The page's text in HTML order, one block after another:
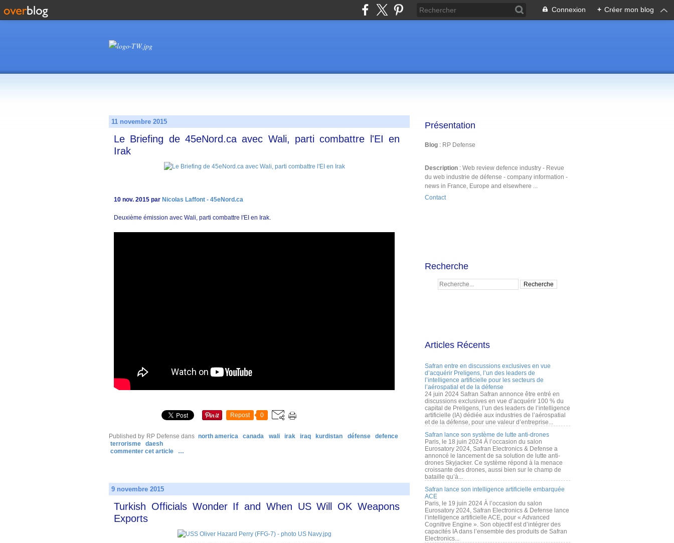
Connexion + Créer mon blog
11 novembre 2015
Le Briefing de 45eNord.ca avec Wali, parti combattre l'EI en
Irak
10 nov. 2015 par Nicolas Laffont - 45eNord.ca
Deuxième émission avec Wali, parti combattre l'EI en Irak.
Repost 0
Published by RP Defense dans north america canada wali irak iraq kurdistan défense
defence
terrorisme
daesh
commenter cet article
…
9 novembre 2015
Turkish Officials Wonder If and When US Will OK Weapons
Exports
Présentation
Blog : RP Defense
Description : Web review defence industry - Revue
du web industrie de défense - company information -
news in France, Europe and elsewhere ...
Contact
Recherche
Articles Récents
Safran entre en discussions exclusives en vue
d’acquérir Preligens, l’un des leaders de
l’intelligence artificielle pour les secteurs de
l’aérospatial et de la défense
24 juin 2024 Safran Safran annonce être entré en
discussions exclusives en vue d’acquérir 100 % du
capital de Preligens, l’un des leaders de l’intelligence
artificielle (IA) dédiée aux industries de l’aérospatial
et de la défense, pour une valeur d’entreprise...
Safran lance son système de lutte anti-drones
Paris, le 18 juin 2024 À l’occasion du salon
Eurosatory 2024, Safran Electronics & Defense a
annoncé le lancement de sa solution de lutte anti-
drones Skyjacker. Ce système répond à la menace
croissante des drones, aussi bien sur le champ de
bataille qu’à...
Safran lance son intelligence artificielle embarquée
ACE
Paris, le 19 juin 2024 À l’occasion du salon
Eurosatory 2024, Safran Electronics & Defense lance
l’intelligence artificielle ACE, pour « Advanced
Cognitive Engine ». Son objectif est d’intégrer des
capacités IA dans l’ensemble des produits de Safran
Electronics...